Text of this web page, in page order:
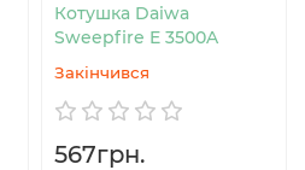
Котушка Daiwa
Sweepfire E 3500A
Закінчився
567грн.